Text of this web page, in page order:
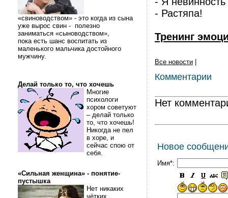
«свиноводством» - это когда из сына
уже вырос свин - полезно
заниматься «сыноводством»,
пока есть шанс воспитать из
маленького мальчика достойного
мужчину.
Делай только то, что хочешь
Многие
психологи
хором советуют
– делай только
то, что хочешь!
Никогда не пел
в хоре, и
сейчас спою от
себя.
«Сильная женщина» - понятие-
пустышка
Нет никаких
чётких
- Растяпа!
Тренинг
Все новости
Комментарии
Нет
Новое
Имя*: